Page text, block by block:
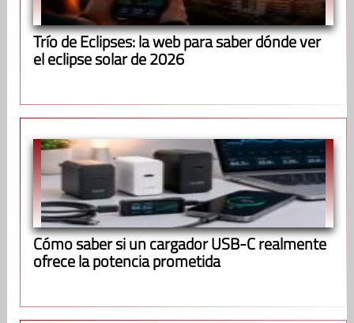
Trío de Eclipses: la web para saber dónde ver
el eclipse solar de 2026
Cómo saber si un cargador USB-C realmente
ofrece la potencia prometida